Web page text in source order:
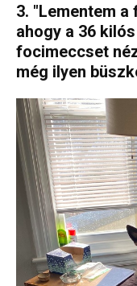
3. "Lementem
ahogy a 36
focimeccset
még ilyen